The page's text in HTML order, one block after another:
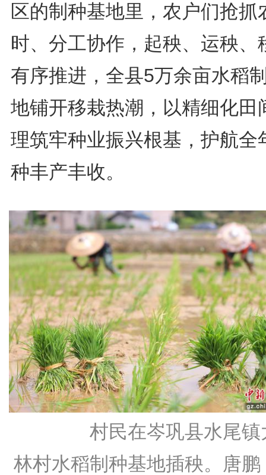
区的制种基地里，农户们抢抓
时、分工协作，起秧、运秧、
有序推进，全县5万余亩水稻
地铺开移栽热潮，以精细化田
理筑牢种业振兴根基，护航全
种丰产丰收。
村民在岑巩县水尾镇
林村水稻制种基地插秧。唐鹏